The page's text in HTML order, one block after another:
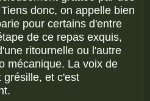
donc, on appelle bien
pour certains d'entre
de ce repas exquis,
ritournelle ou l'autre
mécanique. La voix de
grésille, et c'est